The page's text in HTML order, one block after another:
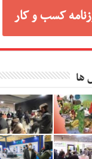
کسب و کار
ها